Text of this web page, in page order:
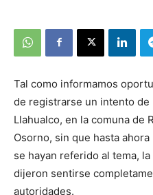
Tal como informamos
de registrarse un intento
Llahualco, en la comuna de
Osorno, sin que hasta
se hayan referido al tema,
dijeron sentirse
autoridades.